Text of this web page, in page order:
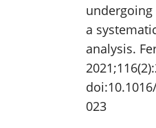
a
analysis.
023